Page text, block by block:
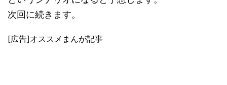
次回に続きます。
[広告]オススメまんが記事